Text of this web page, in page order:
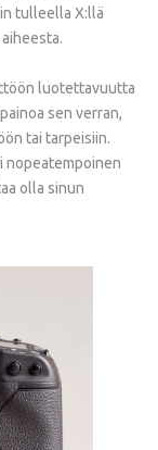
tulleella X:llä
luotettavuutta
sen verran,
tai tarpeisiin.
nopeatempoinen
olla sinun